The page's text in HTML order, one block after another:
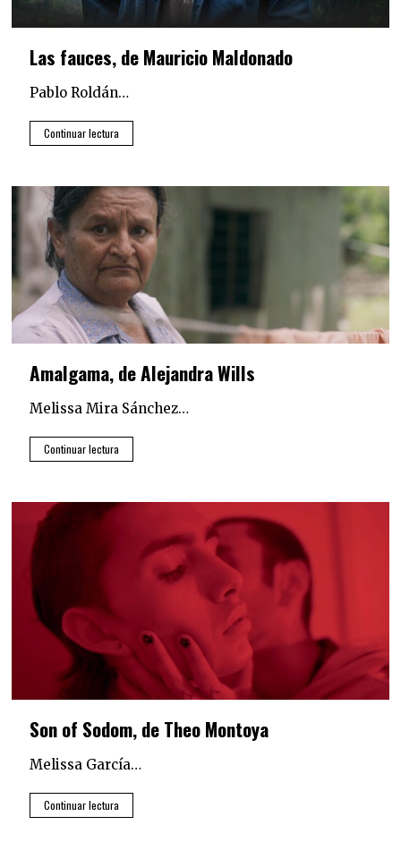
Las fauces, de Mauricio Maldonado
Pablo Roldán…
Continuar lectura
Amalgama, de Alejandra Wills
Melissa Mira Sánchez…
Continuar lectura
Son of Sodom, de Theo Montoya
Melissa García…
Continuar lectura